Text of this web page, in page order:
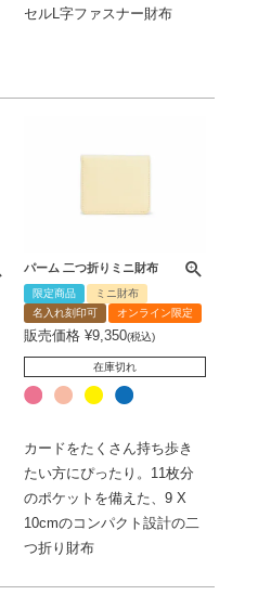
セルL字ファスナー財布
パーム 二つ折りミニ財布
限定商品
ミニ財布
名入れ刻印可
オンライン限定
販売価格 ¥9,350 税込
在庫切れ
カードをたくさん持ち歩き
たい方にぴったり。11枚分
のポケットを備えた、9 X
10cmのコンパクト設計の二
つ折り財布